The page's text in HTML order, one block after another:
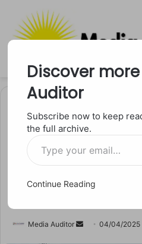
मध्य प्रदेश
खंडवा जिले के
Media Auditor
Send04/04/2025
Discover
Auditor
Subscribe now to keep
the full archive.
Type
your
email…
Continue Reading